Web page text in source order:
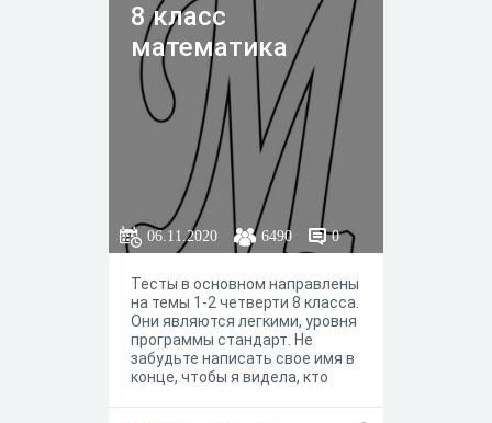
8 класс
математика
06.11.2020 6490 0
Тесты в основном направлены
на темы 1-2 четверти 8 класса.
Они являются легкими, уровня
программы стандарт. Не
забудьте написать свое имя в
конце, чтобы я видела, кто